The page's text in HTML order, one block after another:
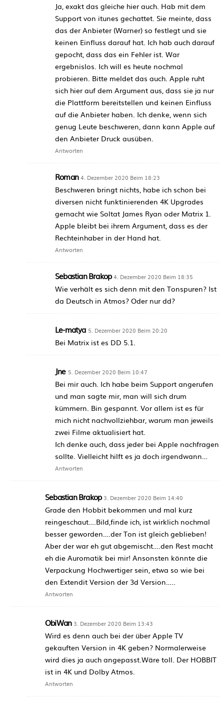
Ja, exakt das gleiche hier auch. Hab mit dem
Support von itunes gechattet. Sie meinte, dass
das der Anbieter (Warner) so festlegt und sie
keinen Einfluss darauf hat. Ich hab auch darauf
gepocht, dass das ein Fehler ist. War
ergebnislos. Ich will es heute nochmal
probieren. Bitte meldet das auch. Apple ruht
sich hier auf dem Argument aus, dass sie ja nur
die Plattform bereitstellen und keinen Einfluss
auf die Anbieter haben. Ich denke, wenn sich
genug Leute beschweren, dann kann Apple auf
den Anbieter Druck ausüben.
Antworten
Roman 4. Dezember 2020 Beim 18:23
Beschweren bringt nichts, habe ich schon bei
diversen nicht funktinierenden 4K Upgrades
gemacht wie Soltat James Ryan oder Matrix 1.
Apple bleibt bei ihrem Argument, dass es der
Rechteinhaber in der Hand hat.
Antworten
Sebastian Brakop 4. Dezember 2020 Beim 18:35
Wie verhält es sich denn mit den Tonspuren? Ist
da Deutsch in Atmos? Oder nur dd?
Le-matya 5. Dezember 2020 Beim 20:20
Bei Matrix ist es DD 5.1.
Jne 5. Dezember 2020 Beim 10:47
Bei mir auch. Ich habe beim Support angerufen
und man sagte mir, man will sich drum
kümmern. Bin gespannt. Vor allem ist es für
mich nicht nachvollziehbar, warum man jeweils
zwei Filme aktualisiert hat.
Ich denke auch, dass jeder bei Apple nachfragen
sollte. Vielleicht hilft es ja doch irgendwann…
Antworten
Sebastian Brakop 3. Dezember 2020 Beim 14:40
Grade den Hobbit bekommen und mal kurz
reingeschaut….Bild,finde ich, ist wirklich nochmal
besser geworden….der Ton ist gleich geblieben!
Aber der war eh gut abgemischt….den Rest macht
eh die Auromatik bei mir! Ansonsten könnte die
Verpackung Hochwertiger sein, etwa so wie bei
den Extendit Version der 3d Version…..
Antworten
ObiWan 3. Dezember 2020 Beim 13:43
Wird es denn auch bei der über Apple TV
gekauften Version in 4K geben? Normalerweise
wird dies ja auch angepasst.Wäre toll. Der HOBBIT
ist in 4K und Dolby Atmos.
Antworten